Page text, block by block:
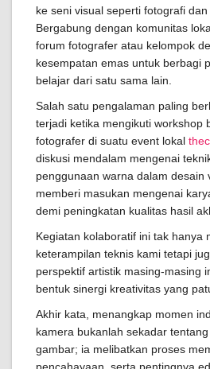
ke seni visual seperti fotografi dan
Bergabung dengan komunitas
forum fotografer atau kelompok
kesempatan emas untuk berbagi
belajar dari satu sama lain.
Salah satu pengalaman paling
terjadi ketika mengikuti workshop
fotografer di suatu event lokal
diskusi mendalam mengenai
penggunaan warna dalam desain
memberi masukan mengenai
demi peningkatan kualitas hasil
Kegiatan kolaboratif ini tak hanya
keterampilan teknis kami tetapi
perspektif artistik masing-masing
bentuk sinergi kreativitas yang
Akhir kata, menangkap momen
kamera bukanlah sekadar
gambar; ia melibatkan proses